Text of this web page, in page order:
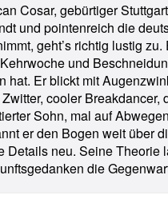
Cosar, gebürtiger
und pointenreich die
geht’s richtig lustig
und
hat. Er blickt mit
cooler
Sohn, mal auf
er den Bogen weit über
Details neu. Seine Theorie
die